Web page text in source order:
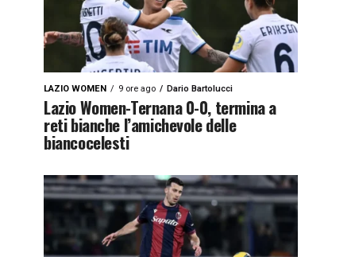
LAZIO WOMEN 9 ore ago Dario Bartolucci
Lazio Women-Ternana 0-0, termina a
reti bianche l’amichevole delle
biancocelesti